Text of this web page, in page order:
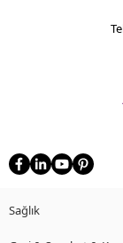
Sağlık